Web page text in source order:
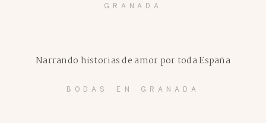
GRANADA
BODAS EN GRANADA
Narrando historias de amor por toda España